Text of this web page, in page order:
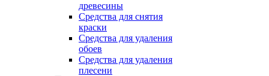
древесины
Средства для снятия
краски
Средства для удаления
обоев
Средства для удаления
плесени